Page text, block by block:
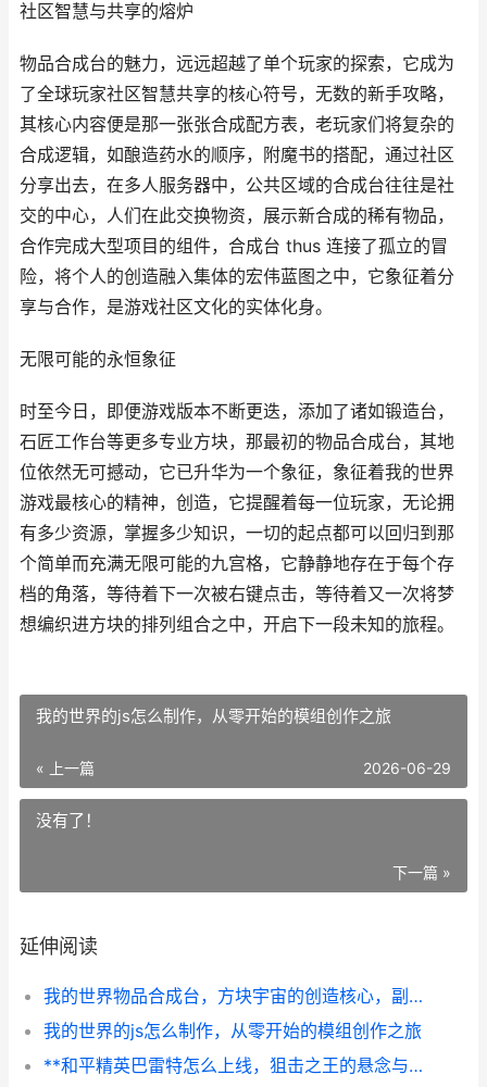
社区智慧与共享的熔炉
物品合成台的魅力，远远超越了单个玩家的探索，它成为
了全球玩家社区智慧共享的核心符号，无数的新手攻略，
其核心内容便是那一张张合成配方表，老玩家们将复杂的
合成逻辑，如酿造药水的顺序，附魔书的搭配，通过社区
分享出去，在多人服务器中，公共区域的合成台往往是社
交的中心，人们在此交换物资，展示新合成的稀有物品，
合作完成大型项目的组件，合成台 thus 连接了孤立的冒
险，将个人的创造融入集体的宏伟蓝图之中，它象征着分
享与合作，是游戏社区文化的实体化身。
无限可能的永恒象征
时至今日，即便游戏版本不断更迭，添加了诸如锻造台，
石匠工作台等更多专业方块，那最初的物品合成台，其地
位依然无可撼动，它已升华为一个象征，象征着我的世界
游戏最核心的精神，创造，它提醒着每一位玩家，无论拥
有多少资源，掌握多少知识，一切的起点都可以回归到那
个简单而充满无限可能的九宫格，它静静地存在于每个存
档的角落，等待着下一次被右键点击，等待着又一次将梦
想编织进方块的排列组合之中，开启下一段未知的旅程。
我的世界的js怎么制作，从零开始的模组创作之旅
« 上一篇 2026-06-29
没有了！
下一篇 »
延伸阅读
我的世界物品合成台，方块宇宙的创造核心，副标题，从九宫格到无限可能
我的世界的js怎么制作，从零开始的模组创作之旅
**和平精英巴雷特怎么上线，狙击之王的悬念与展望**